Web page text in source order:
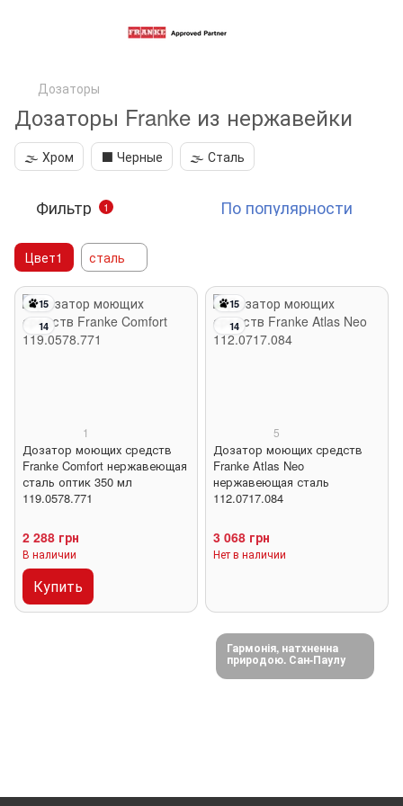
Дозаторы
Дозаторы Franke из нержавейки
🌫️ Хром ⬛️ Черные 🌫️ Сталь
Фильтр 1 По популярности
Цвет1 сталь
15
14
1
Дозатор моющих средств
Franke Comfort нержавеющая
сталь оптик 350 мл
119.0578.771
2 288 грн
В наличии
Купить
15
14
5
Дозатор моющих средств
Franke Atlas Neo
нержавеющая сталь
112.0717.084
3 068 грн
Нет в наличии
Гармонія, натхненна
природою. Сан-Паулу